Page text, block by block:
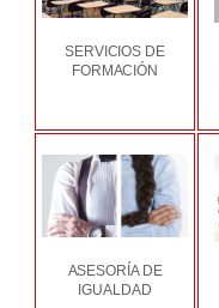
SERVICIOS DE
FORMACIÓN
ASESORÍA DE
IGUALDAD